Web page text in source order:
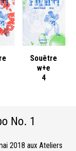
Souêtre
w+e
4
No. 1
2018 aux Ateliers